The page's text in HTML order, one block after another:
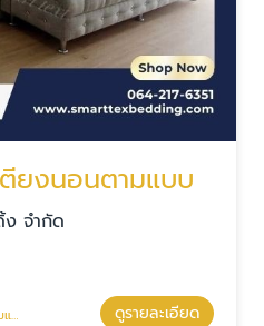
ยงนอนตามแบบ
ง จำกัด
บ ดูรายละเอียด